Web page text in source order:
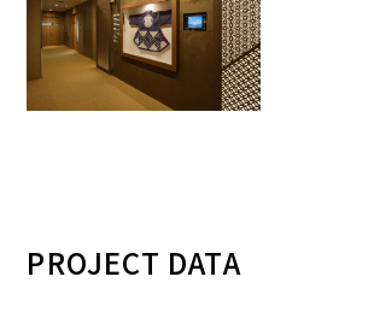
PROJECT DATA